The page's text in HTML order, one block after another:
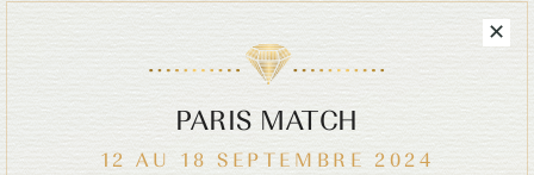
PARIS MATCH
12 AU 18 SEPTEMBRE 2024